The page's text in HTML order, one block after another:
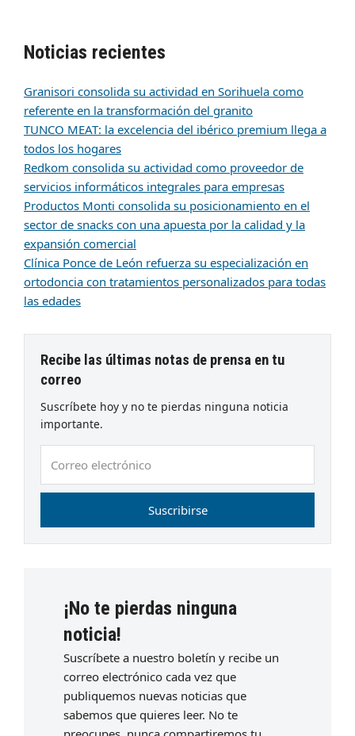
Noticias recientes
Granisori consolida su actividad en Sorihuela como
referente en la transformación del granito
TUNCO MEAT: la excelencia del ibérico premium llega a
todos los hogares
Redkom consolida su actividad como proveedor de
servicios informáticos integrales para empresas
Productos Monti consolida su posicionamiento en el
sector de snacks con una apuesta por la calidad y la
expansión comercial
Clínica Ponce de León refuerza su especialización en
ortodoncia con tratamientos personalizados para todas
las edades
Recibe las últimas notas de prensa en tu
correo
Suscríbete hoy y no te pierdas ninguna noticia
importante.
electrónico
Suscribirse
¡No te pierdas ninguna
noticia!
Suscríbete a nuestro boletín y recibe un
correo electrónico cada vez que
publiquemos nuevas noticias que
sabemos que quieres leer. No te